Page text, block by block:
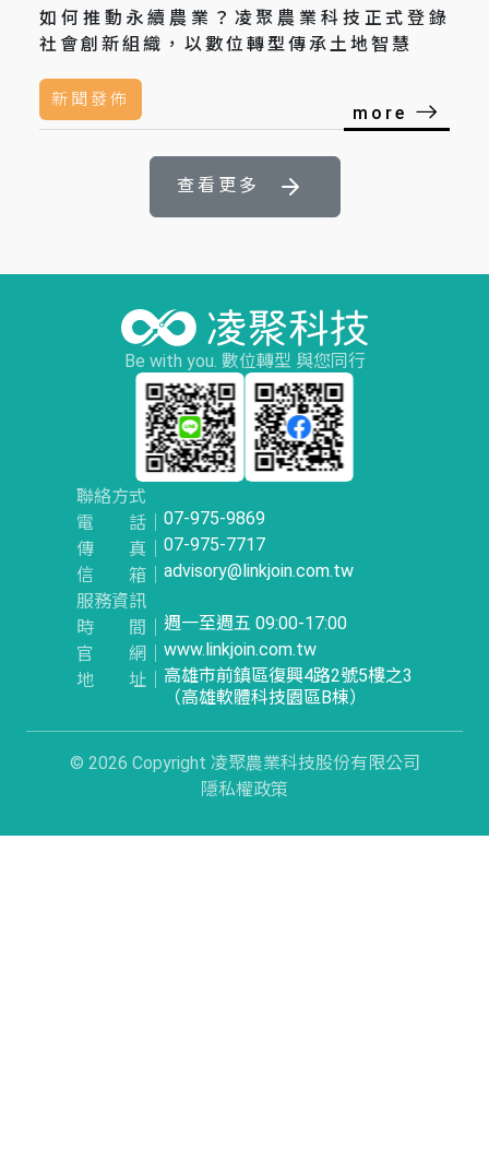
如何推動永續農業？凌聚農業科技正式登錄
社會創新組織，以數位轉型傳承土地智慧
新聞發佈
more
查看更多
Be with you. 數位轉型 與您同行
聯絡方式
電話
07-975-9869
傳真
07-975-7717
信箱
advisory@linkjoin.com.tw
服務資訊
時間
週一至週五 09:00-17:00
官網
www.linkjoin.com.tw
地址
高雄市前鎮區復興4路2號5樓之3
（高雄軟體科技園區B棟）
© 2026 Copyright 凌聚農業科技股份有限公司
隱私權政策